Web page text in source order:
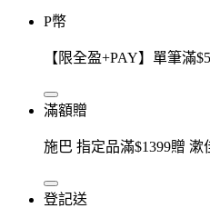
P幣
【限全盈+PAY】單筆滿
滿額贈
施巴 指定品滿$1399贈 漱
登記送